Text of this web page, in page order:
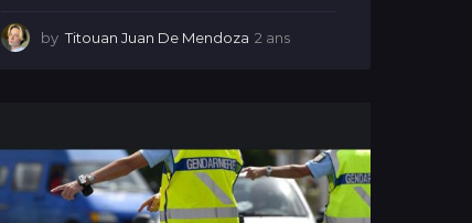
by Titouan Juan De Mendoza 2 ans